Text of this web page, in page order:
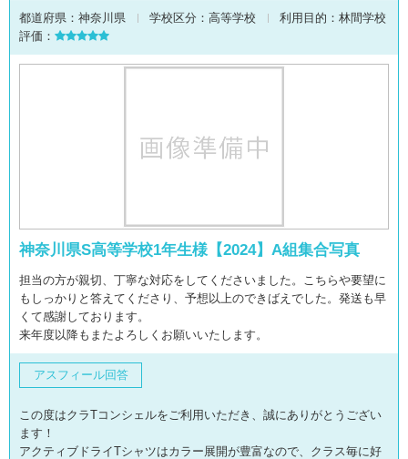
都道府県： 神奈川県 学校区分： 高等学校 利用目的： 林間学校
評価：
神奈川県S高等学校1年生様【2024】A組集合写真
担当の方が親切、丁寧な対応をしてくださいました。こちらや要望に
もしっかりと答えてくださり、予想以上のできばえでした。発送も早
くて感謝しております。
来年度以降もまたよろしくお願いいたします。
アスフィール回答
この度はクラTコンシェルをご利用いただき、誠にありがとうござい
ます！
アクティブドライTシャツはカラー展開が豊富なので、クラス毎に好